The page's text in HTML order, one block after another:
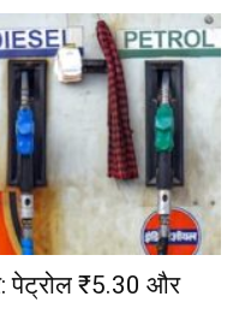
पेट्रोल ₹5.30 और